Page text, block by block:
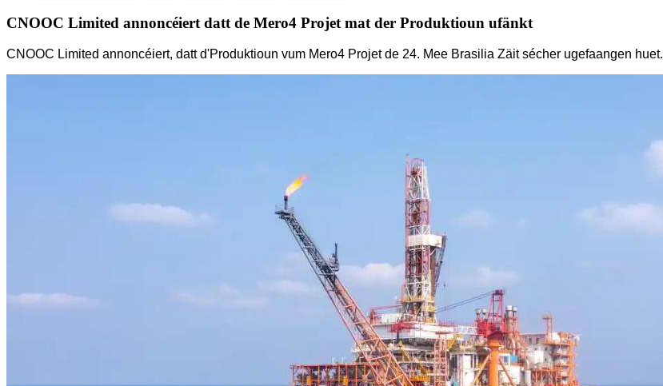
CNOOC Limited annoncéiert datt de Mero4 Projet mat der Produktioun ufänkt
CNOOC Limited annoncéiert, datt d'Produktioun vum Mero4 Projet de 24. Mee Brasilia Zäit sécher ugefaangen huet.